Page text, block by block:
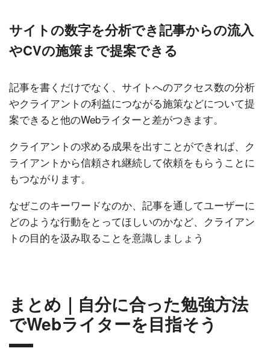
サイトの数字を分析でき記事からの流入
やCVの施策まで提案できる
記事を書くだけでなく、サイトへのアクセス数の分析
やクライアントの利益につながる施策などについて提
案できると他のWebライターと差がつきます。
クライアントの求める成果を出すことができれば、ク
ライアントから信頼され継続して依頼をもらうことに
もつながります。
なぜこのキーワードなのか、記事を通してユーザーに
どのような行動をとってほしいのかなど、クライアン
トの目的を汲み取ることを意識しましょう
まとめ｜自分に合った勉強方法
でWebライターを目指そう